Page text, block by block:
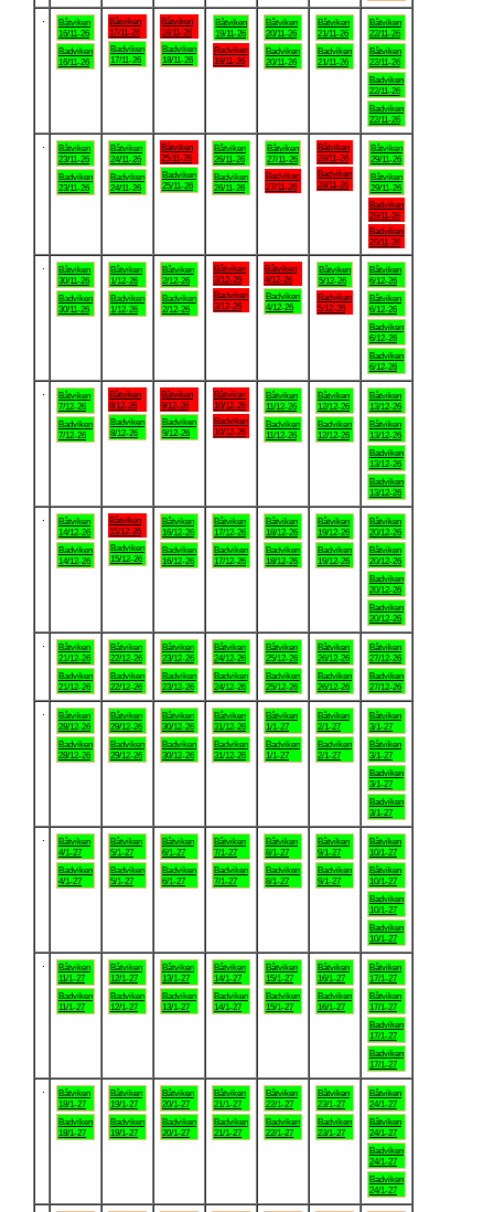
Båtviken
16/11-26
Badviken
16/11-26
Båtviken
17/11-26
Badviken
17/11-26
Båtviken
18/11-26
Badviken
18/11-26
Båtviken
19/11-26
Badviken
19/11-26
Båtviken
20/11-26
Badviken
20/11-26
Båtviken
21/11-26
Badviken
21/11-26
Båtviken
22/11-26
Båtviken
22/11-26
Badviken
22/11-26
Badviken
22/11-26
Båtviken
23/11-26
Badviken
23/11-26
Båtviken
24/11-26
Badviken
24/11-26
Båtviken
25/11-26
Badviken
25/11-26
Båtviken
26/11-26
Badviken
26/11-26
Båtviken
27/11-26
Badviken
27/11-26
Båtviken
28/11-26
Badviken
28/11-26
Båtviken
29/11-26
Båtviken
29/11-26
Badviken
29/11-26
Badviken
29/11-26
Båtviken
30/11-26
Badviken
30/11-26
Båtviken
1/12-26
Badviken
1/12-26
Båtviken
2/12-26
Badviken
2/12-26
Båtviken
3/12-26
Badviken
3/12-26
Båtviken
4/12-26
Badviken
4/12-26
Båtviken
5/12-26
Badviken
5/12-26
Båtviken
6/12-26
Båtviken
6/12-26
Badviken
6/12-26
Badviken
6/12-26
Båtviken
7/12-26
Badviken
7/12-26
Båtviken
8/12-26
Badviken
8/12-26
Båtviken
9/12-26
Badviken
9/12-26
Båtviken
10/12-26
Badviken
10/12-26
Båtviken
11/12-26
Badviken
11/12-26
Båtviken
12/12-26
Badviken
12/12-26
Båtviken
13/12-26
Båtviken
13/12-26
Badviken
13/12-26
Badviken
13/12-26
Båtviken
14/12-26
Badviken
14/12-26
Båtviken
15/12-26
Badviken
15/12-26
Båtviken
16/12-26
Badviken
16/12-26
Båtviken
17/12-26
Badviken
17/12-26
Båtviken
18/12-26
Badviken
18/12-26
Båtviken
19/12-26
Badviken
19/12-26
Båtviken
20/12-26
Båtviken
20/12-26
Badviken
20/12-26
Badviken
20/12-26
Båtviken
21/12-26
Badviken
21/12-26
Båtviken
22/12-26
Badviken
22/12-26
Båtviken
23/12-26
Badviken
23/12-26
Båtviken
24/12-26
Badviken
24/12-26
Båtviken
25/12-26
Badviken
25/12-26
Båtviken
26/12-26
Badviken
26/12-26
Båtviken
27/12-26
Badviken
27/12-26
Båtviken
28/12-26
Badviken
28/12-26
Båtviken
29/12-26
Badviken
29/12-26
Båtviken
30/12-26
Badviken
30/12-26
Båtviken
31/12-26
Badviken
31/12-26
Båtviken
1/1-27
Badviken
1/1-27
Båtviken
2/1-27
Badviken
2/1-27
Båtviken
3/1-27
Båtviken
3/1-27
Badviken
3/1-27
Badviken
3/1-27
Båtviken
4/1-27
Badviken
4/1-27
Båtviken
5/1-27
Badviken
5/1-27
Båtviken
6/1-27
Badviken
6/1-27
Båtviken
7/1-27
Badviken
7/1-27
Båtviken
8/1-27
Badviken
8/1-27
Båtviken
9/1-27
Badviken
9/1-27
Båtviken
10/1-27
Båtviken
10/1-27
Badviken
10/1-27
Badviken
10/1-27
Båtviken
11/1-27
Badviken
11/1-27
Båtviken
12/1-27
Badviken
12/1-27
Båtviken
13/1-27
Badviken
13/1-27
Båtviken
14/1-27
Badviken
14/1-27
Båtviken
15/1-27
Badviken
15/1-27
Båtviken
16/1-27
Badviken
16/1-27
Båtviken
17/1-27
Båtviken
17/1-27
Badviken
17/1-27
Badviken
17/1-27
Båtviken
18/1-27
Badviken
18/1-27
Båtviken
19/1-27
Badviken
19/1-27
Båtviken
20/1-27
Badviken
20/1-27
Båtviken
21/1-27
Badviken
21/1-27
Båtviken
22/1-27
Badviken
22/1-27
Båtviken
23/1-27
Badviken
23/1-27
Båtviken
24/1-27
Båtviken
24/1-27
Badviken
24/1-27
Badviken
24/1-27